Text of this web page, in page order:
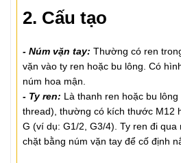
2. Cấu tạo
- Núm vặn tay: Thường có ren
vặn vào ty ren hoặc bu lông. Có
núm hoa mận.
- Ty ren: Là thanh ren hoặc bu
thread), thường có kích thước M12
G (ví dụ: G1/2, G3/4). Ty ren đi
chặt bằng núm vặn tay để cố định